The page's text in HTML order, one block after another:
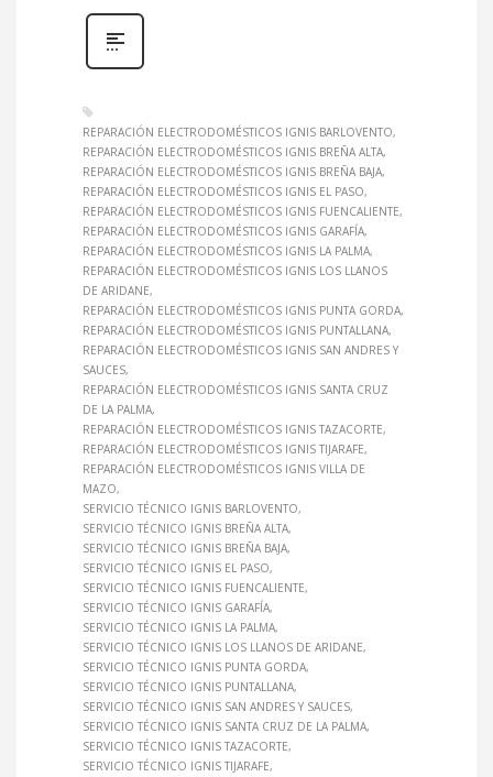
REPARACIÓN ELECTRODOMÉSTICOS IGNIS BARLOVENTO
REPARACIÓN ELECTRODOMÉSTICOS IGNIS BREÑA ALTA
REPARACIÓN ELECTRODOMÉSTICOS IGNIS BREÑA BAJA
REPARACIÓN ELECTRODOMÉSTICOS IGNIS EL PASO
REPARACIÓN ELECTRODOMÉSTICOS IGNIS FUENCALIENTE
REPARACIÓN ELECTRODOMÉSTICOS IGNIS GARAFÍA
REPARACIÓN ELECTRODOMÉSTICOS IGNIS LA PALMA
REPARACIÓN ELECTRODOMÉSTICOS IGNIS LOS LLANOS
DE ARIDANE
REPARACIÓN ELECTRODOMÉSTICOS IGNIS PUNTA GORDA
REPARACIÓN ELECTRODOMÉSTICOS IGNIS PUNTALLANA
REPARACIÓN ELECTRODOMÉSTICOS IGNIS SAN ANDRES Y
SAUCES
REPARACIÓN ELECTRODOMÉSTICOS IGNIS SANTA CRUZ
DE LA PALMA
REPARACIÓN ELECTRODOMÉSTICOS IGNIS TAZACORTE
REPARACIÓN ELECTRODOMÉSTICOS IGNIS TIJARAFE
REPARACIÓN ELECTRODOMÉSTICOS IGNIS VILLA DE
MAZO
SERVICIO TÉCNICO IGNIS BARLOVENTO
SERVICIO TÉCNICO IGNIS BREÑA ALTA
SERVICIO TÉCNICO IGNIS BREÑA BAJA
SERVICIO TÉCNICO IGNIS EL PASO
SERVICIO TÉCNICO IGNIS FUENCALIENTE
SERVICIO TÉCNICO IGNIS GARAFÍA
SERVICIO TÉCNICO IGNIS LA PALMA
SERVICIO TÉCNICO IGNIS LOS LLANOS DE ARIDANE
SERVICIO TÉCNICO IGNIS PUNTA GORDA
SERVICIO TÉCNICO IGNIS PUNTALLANA
SERVICIO TÉCNICO IGNIS SAN ANDRES Y SAUCES
SERVICIO TÉCNICO IGNIS SANTA CRUZ DE LA PALMA
SERVICIO TÉCNICO IGNIS TAZACORTE
SERVICIO TÉCNICO IGNIS TIJARAFE